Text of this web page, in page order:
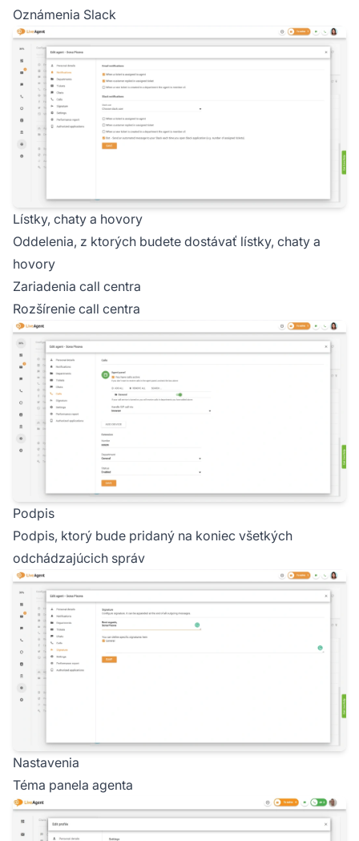
Oznámenia Slack
Lístky, chaty a hovory
Oddelenia, z ktorých budete dostávať lístky, chaty a
hovory
Zariadenia call centra
Rozšírenie call centra
Podpis
Podpis, ktorý bude pridaný na koniec všetkých
odchádzajúcich správ
Nastavenia
Téma panela agenta